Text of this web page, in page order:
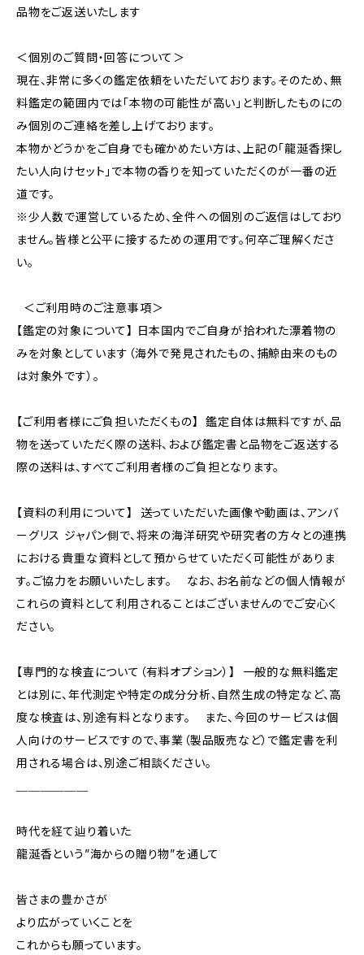
品物をご返送いたします
＜個別のご質問・回答について＞
現在、非常に多くの鑑定依頼をいただいております。そのため、無
料鑑定の範囲内では「本物の可能性が高い」と判断したものにの
み個別のご連絡を差し上げております。
本物かどうかをご自身でも確かめたい方は、上記の「龍涎香探し
たい人向けセット」で本物の香りを知っていただくのが一番の近
道です。
※少人数で運営しているため、全件への個別のご返信はしており
ません。皆様と公平に接するための運用です。何卒ご理解くださ
い。
＜ご利用時のご注意事項＞
【鑑定の対象について】 日本国内でご自身が拾われた漂着物の
みを対象としています（海外で発見されたもの、捕鯨由来のもの
は対象外です）。
【ご利用者様にご負担いただくもの】 鑑定自体は無料ですが、品
物を送っていただく際の送料、および鑑定書と品物をご返送する
際の送料は、すべてご利用者様のご負担となります。
【資料の利用について】 送っていただいた画像や動画は、アンバ
ーグリス ジャパン側で、将来の海洋研究や研究者の方々との連携
における貴重な資料として預からせていただく可能性がありま
す。ご協力をお願いいたします。 なお、お名前などの個人情報が
これらの資料として利用されることはございませんのでご安心く
ださい。
【専門的な検査について（有料オプション）】 一般的な無料鑑定
とは別に、年代測定や特定の成分分析、自然生成の特定など、高
度な検査は、別途有料となります。 また、今回のサービスは個
人向けのサービスですので、事業（製品販売など）で鑑定書を利
用される場合は、別途ご相談ください。
時代を経て辿り着いた
龍涎香という”海からの贈り物”を通して
皆さまの豊かさが
より広がっていくことを
これからも願っています。